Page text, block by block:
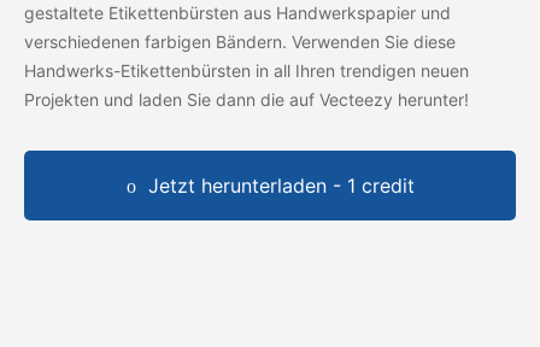
gestaltete Etikettenbürsten aus Handwerkspapier und
verschiedenen farbigen Bändern. Verwenden Sie diese
Handwerks-Etikettenbürsten in all Ihren trendigen neuen
Projekten und laden Sie dann die auf Vecteezy herunter!
Jetzt herunterladen - 1 credit